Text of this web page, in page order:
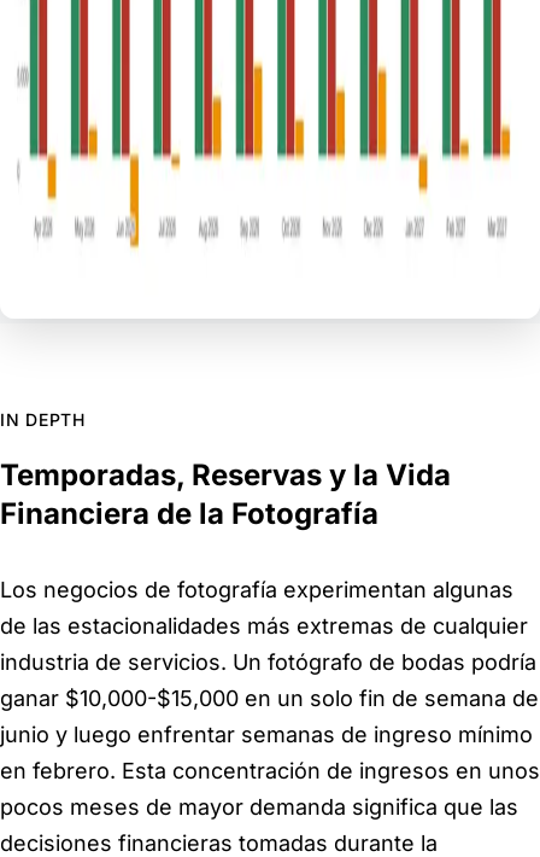
IN DEPTH
Temporadas, Reservas y la Vida
Financiera de la Fotografía
Los negocios de fotografía experimentan algunas
de las estacionalidades más extremas de cualquier
industria de servicios. Un fotógrafo de bodas podría
ganar $10,000-$15,000 en un solo fin de semana de
junio y luego enfrentar semanas de ingreso mínimo
en febrero. Esta concentración de ingresos en unos
pocos meses de mayor demanda significa que las
decisiones financieras tomadas durante la